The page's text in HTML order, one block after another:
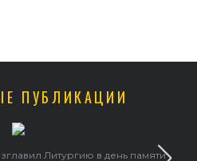
ПУБЛИКАЦИИ
Литургию в день памяти